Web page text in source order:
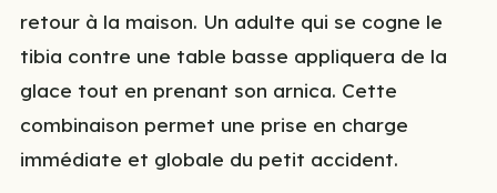
retour à la maison. Un adulte qui se cogne le
tibia contre une table basse appliquera de la
glace tout en prenant son arnica. Cette
combinaison permet une prise en charge
immédiate et globale du petit accident.